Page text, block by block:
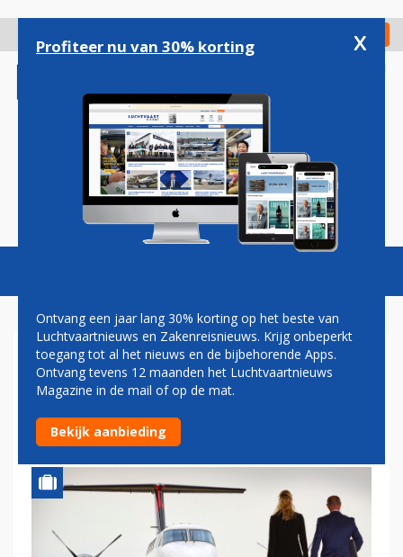
gaan
Check in
Magazine Podcasts Vacatures
ZEUSCH AVIATION KOOPT
CATALINA-HANGAAR OP
LELYSTAD AIRPORT
Profiteer nu van 30% korting x
Ontvang een jaar lang 30% korting op het beste van
Luchtvaartnieuws en Zakenreisnieuws. Krijg onbeperkt
toegang tot al het nieuws en de bijbehorende Apps.
Ontvang tevens 12 maanden het Luchtvaartnieuws
Magazine in de mail of op de mat.
Bekijk aanbieding